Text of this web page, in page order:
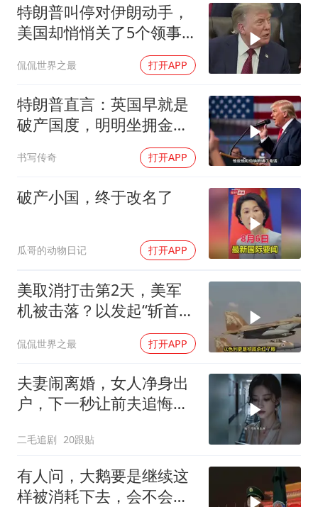
多所幼师院校开设养老专业
习近平心系体育强国建设
特朗普叫停对伊朗动手，
美国却悄悄关了5个领事
侃侃世界之最 打开APP
特朗普直言：英国早就是
破产国度，明明坐拥金
山，却偏偏无动于衷
书写传奇 打开APP
破产小国，终于改名了
瓜哥的动物日记 打开APP
美取消打击第2天，美军
机被击落？以发起“斩首行
侃侃世界之最 打开APP
夫妻闹离婚，女人净身出
户，下一秒让前夫追悔莫
二毛追剧 20跟贴
有人问，大鹅要是继续这
样被消耗下去，会不会灭